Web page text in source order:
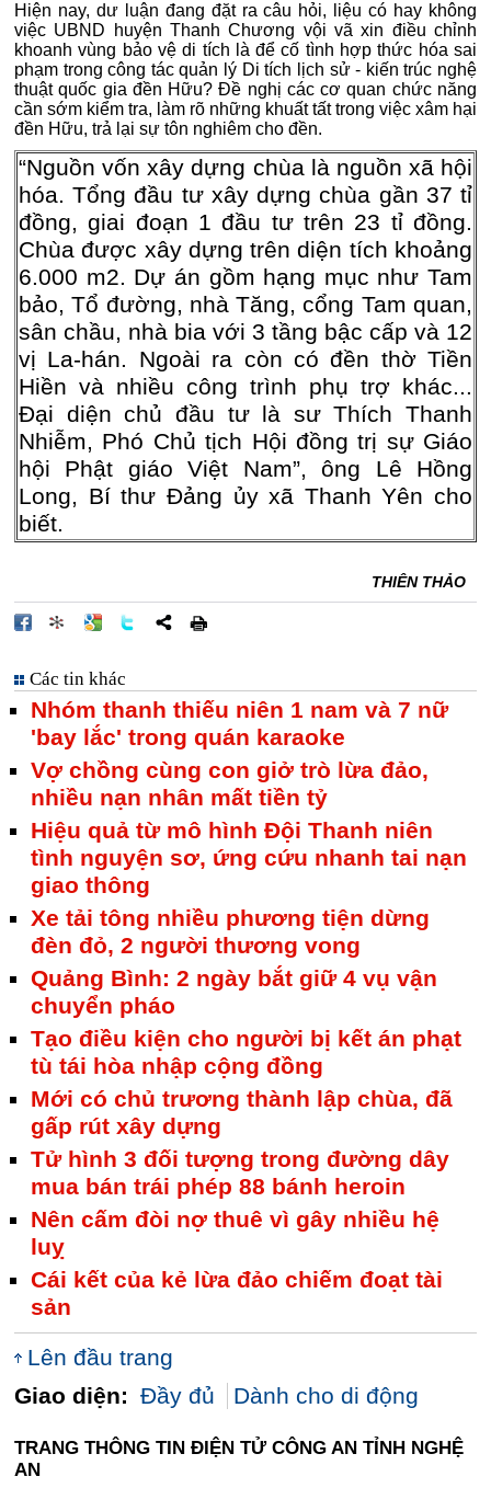
Hiện nay, dư luận đang đặt ra câu hỏi, liệu có hay không
việc UBND huyện Thanh Chương vội vã xin điều chỉnh
khoanh vùng bảo vệ di tích là để cố tình hợp thức hóa sai
phạm trong công tác quản lý Di tích lịch sử - kiến trúc nghệ
thuật quốc gia đền Hữu? Đề nghị các cơ quan chức năng
cần sớm kiểm tra, làm rõ những khuất tất trong việc xâm hại
đền Hữu, trả lại sự tôn nghiêm cho đền.
“Nguồn vốn xây dựng chùa là nguồn xã hội
hóa. Tổng đầu tư xây dựng chùa gần 37 tỉ
đồng, giai đoạn 1 đầu tư trên 23 tỉ đồng.
Chùa được xây dựng trên diện tích khoảng
6.000 m2. Dự án gồm hạng mục như Tam
bảo, Tổ đường, nhà Tăng, cổng Tam quan,
sân chầu, nhà bia với 3 tầng bậc cấp và 12
vị La-hán. Ngoài ra còn có đền thờ Tiền
Hiền và nhiều công trình phụ trợ khác...
Đại diện chủ đầu tư là sư Thích Thanh
Nhiễm, Phó Chủ tịch Hội đồng trị sự Giáo
hội Phật giáo Việt Nam”, ông Lê Hồng
Long, Bí thư Đảng ủy xã Thanh Yên cho
biết.
THIÊN THẢO
Các tin khác
Nhóm thanh thiếu niên 1 nam và 7 nữ
'bay lắc' trong quán karaoke
Vợ chồng cùng con giở trò lừa đảo,
nhiều nạn nhân mất tiền tỷ
Hiệu quả từ mô hình Đội Thanh niên
tình nguyện sơ, ứng cứu nhanh tai nạn
giao thông
Xe tải tông nhiều phương tiện dừng
đèn đỏ, 2 người thương vong
Quảng Bình: 2 ngày bắt giữ 4 vụ vận
chuyển pháo
Tạo điều kiện cho người bị kết án phạt
tù tái hòa nhập cộng đồng
Mới có chủ trương thành lập chùa, đã
gấp rút xây dựng
Tử hình 3 đối tượng trong đường dây
mua bán trái phép 88 bánh heroin
Nên cấm đòi nợ thuê vì gây nhiều hệ
luỵ
Cái kết của kẻ lừa đảo chiếm đoạt tài
sản
Lên đầu trang
Giao diện: Đầy đủ Dành cho di động
TRANG THÔNG TIN ĐIỆN TỬ CÔNG AN TỈNH NGHỆ
AN